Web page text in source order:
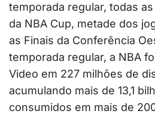
temporada regular, todas
da NBA Cup, metade dos
as Finais da Conferência
temporada regular, a NBA
Video em 227 milhões de
acumulando mais de 13,1
consumidos em mais de